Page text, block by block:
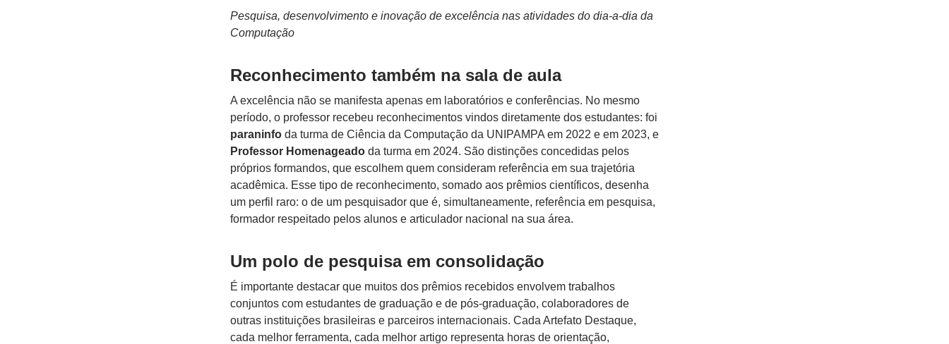
Pesquisa, desenvolvimento e inovação de excelência nas atividades do dia-a-dia da
Computação
Reconhecimento também na sala de aula
A excelência não se manifesta apenas em laboratórios e conferências. No mesmo
período, o professor recebeu reconhecimentos vindos diretamente dos estudantes: foi
paraninfoda turma de Ciência da Computação da UNIPAMPA em 2022 e em 2023, e
Professor Homenageadoda turma em 2024. São distinções concedidas pelos
próprios formandos, que escolhem quem consideram referência em sua trajetória
acadêmica. Esse tipo de reconhecimento, somado aos prêmios científicos, desenha
um perfil raro: o de um pesquisador que é, simultaneamente, referência em pesquisa,
formador respeitado pelos alunos e articulador nacional na sua área.
Um polo de pesquisa em consolidação
É importante destacar que muitos dos prêmios recebidos envolvem trabalhos
conjuntos com estudantes de graduação e de pós-graduação, colaboradores de
outras instituições brasileiras e parceiros internacionais. Cada Artefato Destaque,
cada melhor ferramenta, cada melhor artigo representa horas de orientação,